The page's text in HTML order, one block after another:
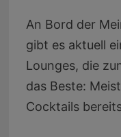
An Bord der
gibt es aktuell
Lounges, die
das Beste:
Cocktails